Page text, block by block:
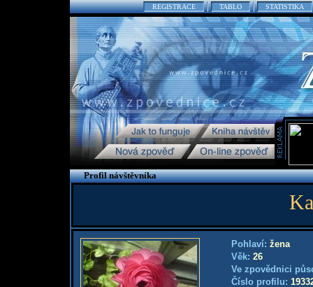
REGISTRACE TABLO STATISTIKA
Profil návštěvníka
Pohlaví: žena
Věk: 26
Ve zpovědnici
Číslo profilu: